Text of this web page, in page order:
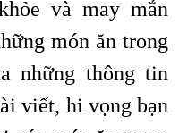
và may mắn
món ăn trong
những thông tin
viết, hi vọng bạn